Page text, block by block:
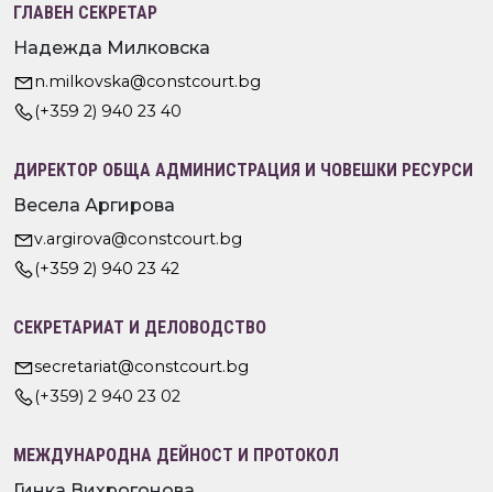
ГЛАВЕН СЕКРЕТАР
Надежда Милковска
n.milkovska@constcourt.bg
(+359 2) 940 23 40
ДИРЕКТОР ОБЩА АДМИНИСТРАЦИЯ И ЧОВЕШКИ РЕСУРСИ
Весела Аргирова
v.argirova@constcourt.bg
(+359 2) 940 23 42
СЕКРЕТАРИАТ И ДЕЛОВОДСТВО
secretariat@constcourt.bg
(+359) 2 940 23 02
МЕЖДУНАРОДНА ДЕЙНОСТ И ПРОТОКОЛ